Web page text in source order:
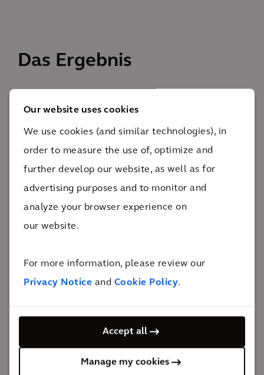
Our website uses cookies
We use cookies (and similar technologies), in
order to measure the use of, optimize and
further develop our website, as well as for
advertising purposes and to monitor and
analyze your browser experience on
our website.
For more information, please review our
Privacy Notice and Cookie Policy.
Accept all
Manage my cookies
Das Ergebnis
sicherer und reibungsloser zu gestalten und einen
echten Unterschied für die Menschen in Plumstead
zu machen.
Das Ergebnis
Ausrichtung auf die Bedürfnisse der Menschen
sicher durch die Gegend zu fahren.